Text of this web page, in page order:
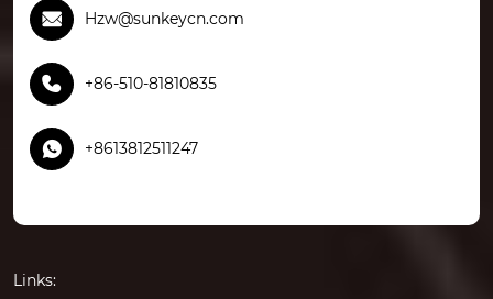
 Hzw@sunkeycn.com
 +86-510-81810835
 +8613812511247
Links: